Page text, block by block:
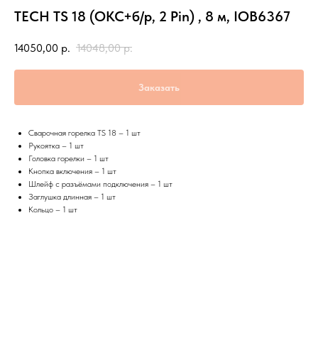
TECH TS 18 (ОКС+б/р, 2 Pin) , 8 м, IOB6367
14050,00 р. 14048,00 р.
Заказать
Сварочная горелка TS 18 – 1 шт
Рукоятка – 1 шт
Головка горелки – 1 шт
Кнопка включения – 1 шт
Шлейф с разъёмами подключения – 1 шт
Заглушка длинная – 1 шт
Кольцо – 1 шт